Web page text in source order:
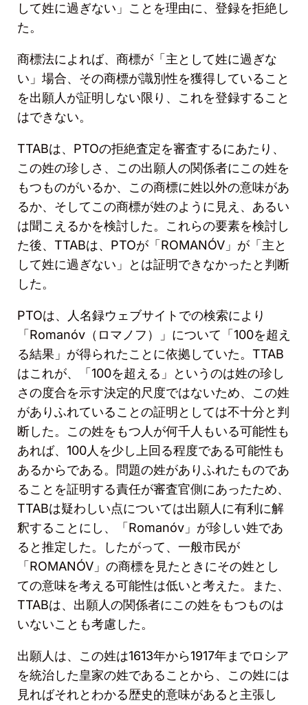
して姓に過ぎない」ことを理由に、登録を拒絶し
た。
商標法によれば、商標が「主として姓に過ぎな
い」場合、その商標が識別性を獲得していること
を出願人が証明しない限り、これを登録すること
はできない。
TTABは、 PTOの拒絶査定を審査するにあたり、
この姓の珍しさ、この出願人の関係者にこの姓を
もつものがいるか、この商標に姓以外の意味があ
るか、そしてこの商標が姓のように見え、あるい
は聞こえるかを検討した。これらの要素を検討し
た後、 TTABは、 PTOが「ROMANÓV 」が「主と
して姓に過ぎない」とは証明できなかったと判断
した。
PTOは、人名録ウェブサイトでの検索により
「Romanóv （ロマノフ）」について「 100を超え
る結果」が得られたことに依拠していた。 TTAB
はこれが、「 100を超える」というのは姓の珍し
さの度合を示す決定的尺度ではないため、この姓
がありふれていることの証明としては不十分と判
断した。この姓をもつ人が何千人もいる可能性も
あれば、 100人を少し上回る程度である可能性も
あるからである。問題の姓がありふれたものであ
ることを証明する責任が審査官側にあったため、
TTABは疑わしい点については出願人に有利に解
釈することにし、「Romanóv 」が珍しい姓であ
ると推定した。したがって、一般市民が
「ROMANÓV 」の商標を見たときにその姓とし
ての意味を考える可能性は低いと考えた。また、
TTABは、出願人の関係者にこの姓をもつものは
いないことも考慮した。
出願人は、この姓は1613年から1917年までロシア
を統治した皇家の姓であることから、この姓には
見ればそれとわかる歴史的意味があると主張し